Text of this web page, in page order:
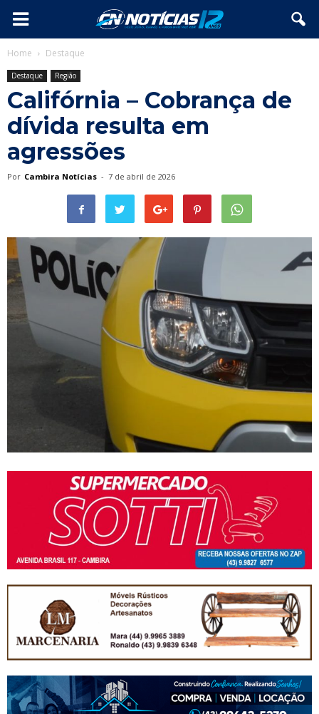
Home Destaque
Destaque Região
Califórnia – Cobrança de
dívida resulta em
agressões
Por Cambira Notícias - 7 de abril de 2026